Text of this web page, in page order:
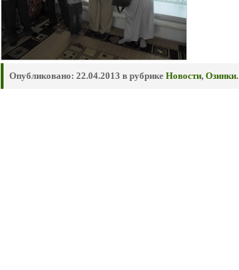
Опубликовано: 22.04.2013 в рубрике Новости, Озинки.